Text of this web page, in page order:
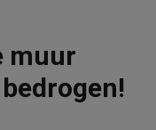
muur